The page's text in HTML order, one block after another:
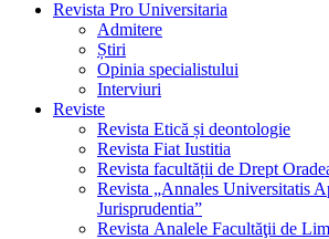
Revista Pro Universitaria
Admitere
Știri
Opinia specialistului
Interviuri
Reviste
Revista Etică și deontologie
Revista Fiat Iustitia
Revista facultății de Drept
Revista „Annales Universitatis
Jurisprudentia”
Revista Analele Facultăţii de